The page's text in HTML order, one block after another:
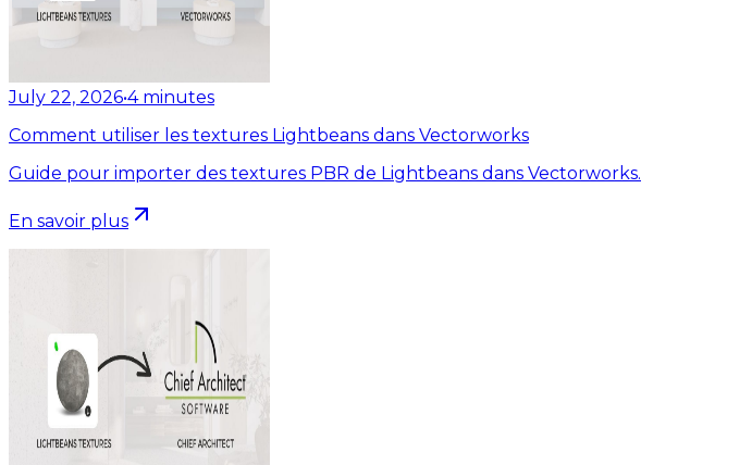
July 22, 2026•4 minutes
Comment utiliser les textures Lightbeans dans Vectorworks
Guide pour importer des textures PBR de Lightbeans dans Vectorworks.
En savoir plus